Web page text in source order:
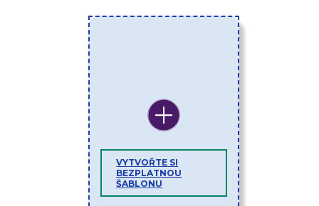
VYTVOŘTE SI
BEZPLATNOU
ŠABLONU